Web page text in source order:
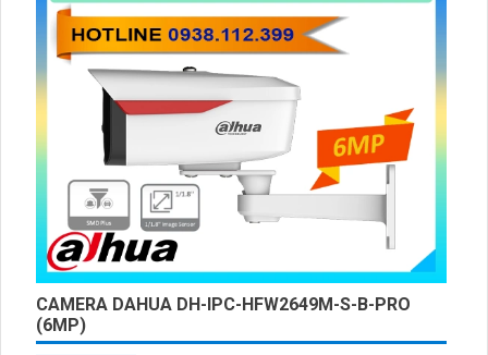
CAMERA DAHUA DH-IPC-HFW2649M-S-B-PRO
(6MP)